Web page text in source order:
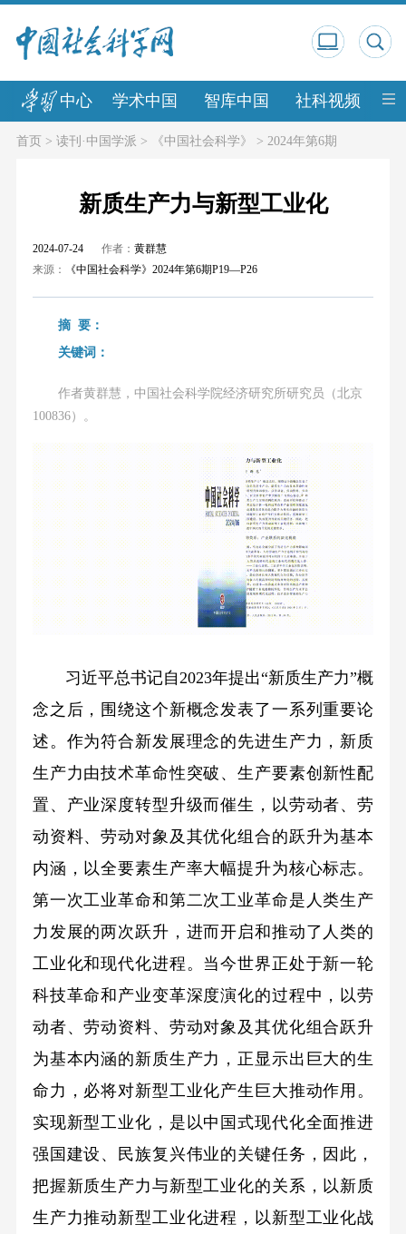
中心 学术中国 智库中国 社科视频 中
首页> 读刊·中国学派 > 《中国社会科学》 > 2024年第6期
新质生产力与新型工业化
2024-07-24 作者： 黄群慧
来源：
《中国社会科学》2024年第6期P19—P26
摘 要：
关键词：
作者黄群慧，中国社会科学院经济研究所研究员（北京
100836）。
习近平总书记自2023年提出“新质生产力”概
念之后，围绕这个新概念发表了一系列重要论
述。作为符合新发展理念的先进生产力，新质
生产力由技术革命性突破、生产要素创新性配
置、产业深度转型升级而催生，以劳动者、劳
动资料、劳动对象及其优化组合的跃升为基本
内涵，以全要素生产率大幅提升为核心标志。
第一次工业革命和第二次工业革命是人类生产
力发展的两次跃升，进而开启和推动了人类的
工业化和现代化进程。当今世界正处于新一轮
科技革命和产业变革深度演化的过程中，以劳
动者、劳动资料、劳动对象及其优化组合跃升
为基本内涵的新质生产力，正显示出巨大的生
命力，必将对新型工业化产生巨大推动作用。
实现新型工业化，是以中国式现代化全面推进
强国建设、民族复兴伟业的关键任务，因此，
把握新质生产力与新型工业化的关系，以新质
生产力推动新型工业化进程，以新型工业化战